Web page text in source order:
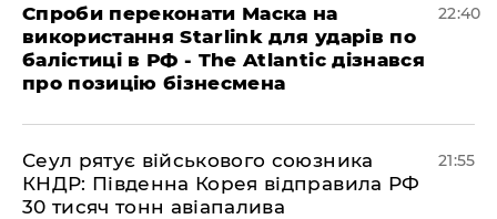
​Спроби переконати Маска на
використання Starlink для ударів по
балістиці в РФ - The Atlantic дізнався
про позицію бізнесмена
22:40
​Сеул рятує військового союзника
КНДР: Південна Корея відправила РФ
30 тисяч тонн авіапалива
21:55